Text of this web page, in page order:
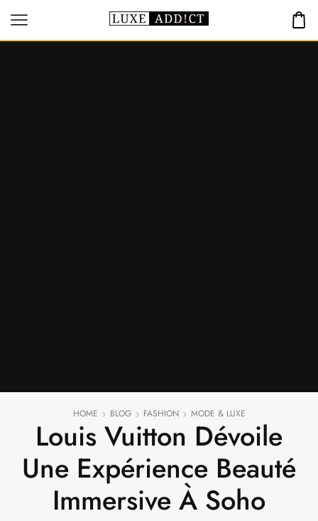
HOME BLOG FASHION MODE & LUXE
Louis Vuitton Dévoile
Une Expérience Beauté
Immersive À Soho